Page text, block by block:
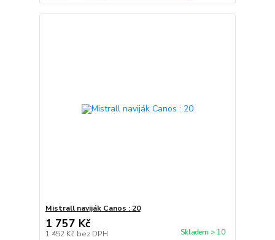
Mistrall naviják Canos : 20
1 757 Kč
1 452 Kč bez DPH Skladem > 10